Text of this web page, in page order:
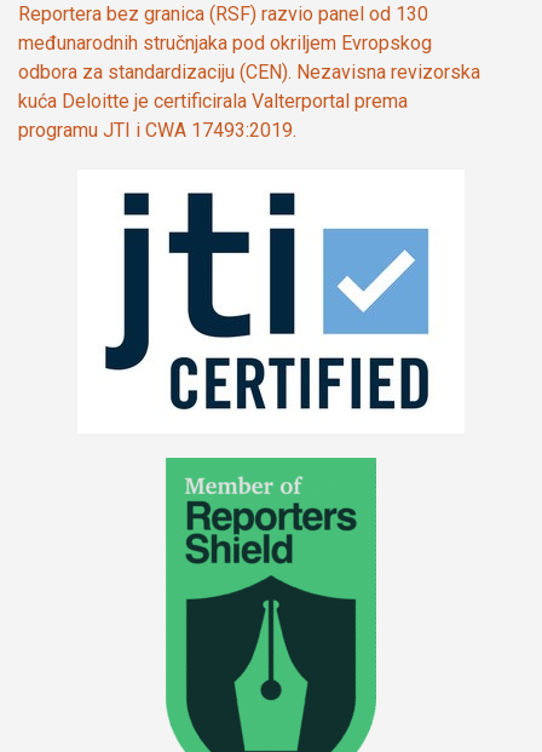
Reportera bez granica (RSF) razvio panel od 130
međunarodnih stručnjaka pod okriljem Evropskog
odbora za standardizaciju (CEN). Nezavisna revizorska
kuća Deloitte je certificirala Valterportal prema
programu JTI i CWA 17493:2019.